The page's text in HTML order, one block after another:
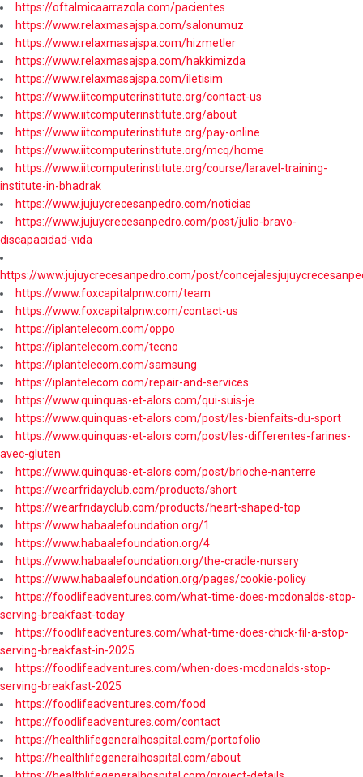
https://oftalmicaarrazola.com/pacientes
https://www.relaxmasajspa.com/salonumuz
https://www.relaxmasajspa.com/hizmetler
https://www.relaxmasajspa.com/hakkimizda
https://www.relaxmasajspa.com/iletisim
https://www.iitcomputerinstitute.org/contact-us
https://www.iitcomputerinstitute.org/about
https://www.iitcomputerinstitute.org/pay-online
https://www.iitcomputerinstitute.org/mcq/home
https://www.iitcomputerinstitute.org/course/laravel-training-
institute-in-bhadrak
https://www.jujuycrecesanpedro.com/noticias
https://www.jujuycrecesanpedro.com/post/julio-bravo-
discapacidad-vida
https://www.jujuycrecesanpedro.com/post/
https://www.foxcapitalpnw.com/team
https://www.foxcapitalpnw.com/contact-us
https://iplantelecom.com/oppo
https://iplantelecom.com/tecno
https://iplantelecom.com/samsung
https://iplantelecom.com/repair-and-services
https://www.quinquas-et-alors.com/qui-suis-je
https://www.quinquas-et-alors.com/post/les-bienfaits-du-sport
https://www.quinquas-et-alors.com/post/les-differentes-farines-
avec-gluten
https://www.quinquas-et-alors.com/post/brioche-nanterre
https://wearfridayclub.com/products/short
https://wearfridayclub.com/products/heart-shaped-top
https://www.habaalefoundation.org/1
https://www.habaalefoundation.org/4
https://www.habaalefoundation.org/the-cradle-nursery
https://www.habaalefoundation.org/pages/cookie-policy
https://foodlifeadventures.com/what-time-does-mcdonalds-stop-
serving-breakfast-today
https://foodlifeadventures.com/what-time-does-chick-fil-a-stop-
serving-breakfast-in-2025
https://foodlifeadventures.com/when-does-mcdonalds-stop-
serving-breakfast-2025
https://foodlifeadventures.com/food
https://foodlifeadventures.com/contact
https://healthlifegeneralhospital.com/portofolio
https://healthlifegeneralhospital.com/about